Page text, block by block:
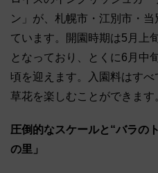
ン」が、札幌市・江別市・
ています。開園時期は5月上
となっており、とくに6月中
頃を迎えます。入園料はす
草花を楽しむことができます
圧倒的なスケールと“バラの
の里」